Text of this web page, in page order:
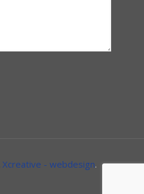
Xcreative - webdesign.